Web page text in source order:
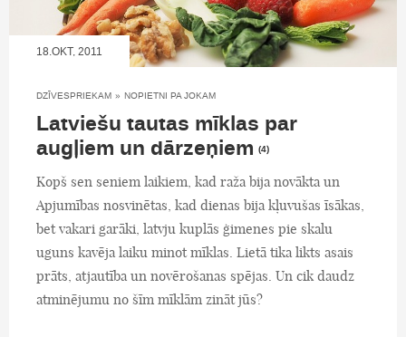
18.OKT, 2011
DZĪVESPRIEKAM » NOPIETNI PA JOKAM
Latviešu tautas mīklas par
augļiem un dārzeņiem (4)
Kopš sen seniem laikiem, kad raža bija novākta un
Apjumības nosvinētas, kad dienas bija kļuvušas īsākas,
bet vakari garāki, latvju kuplās ģimenes pie skalu
uguns kavēja laiku minot mīklas. Lietā tika likts asais
prāts, atjautība un novērošanas spējas. Un cik daudz
atminējumu no šīm mīklām zināt jūs?